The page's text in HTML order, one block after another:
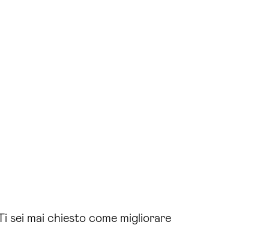
sei mai chiesto come migliorare